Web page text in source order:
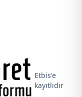
Etbis'e
kayıtlıdır